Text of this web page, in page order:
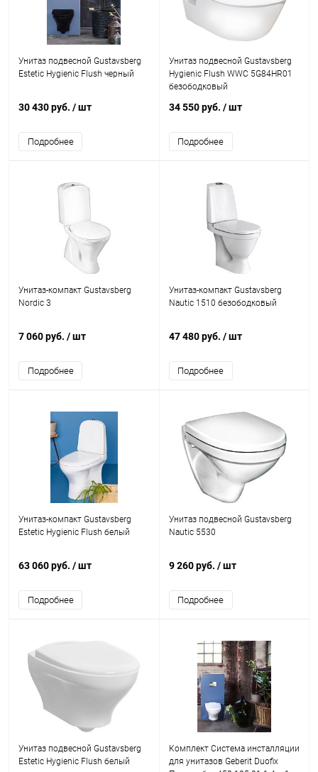
Унитаз подвесной Gustavsberg
Estetic Hygienic Flush черный
30 430 руб. / шт
Подробнее
Унитаз подвесной Gustavsberg
Hygienic Flush WWC 5G84HR01
безободковый
34 550 руб. / шт
Подробнее
Унитаз-компакт Gustavsberg
Nordic 3
7 060 руб. / шт
Подробнее
Унитаз-компакт Gustavsberg
Nautic 1510 безободковый
47 480 руб. / шт
Подробнее
Унитаз-компакт Gustavsberg
Estetic Hygienic Flush белый
63 060 руб. / шт
Подробнее
Унитаз подвесной Gustavsberg
Nautic 5530
9 260 руб. / шт
Подробнее
Унитаз подвесной Gustavsberg
Estetic Hygienic Flush белый
Комплект Система инсталляции
для унитазов Geberit Duofix